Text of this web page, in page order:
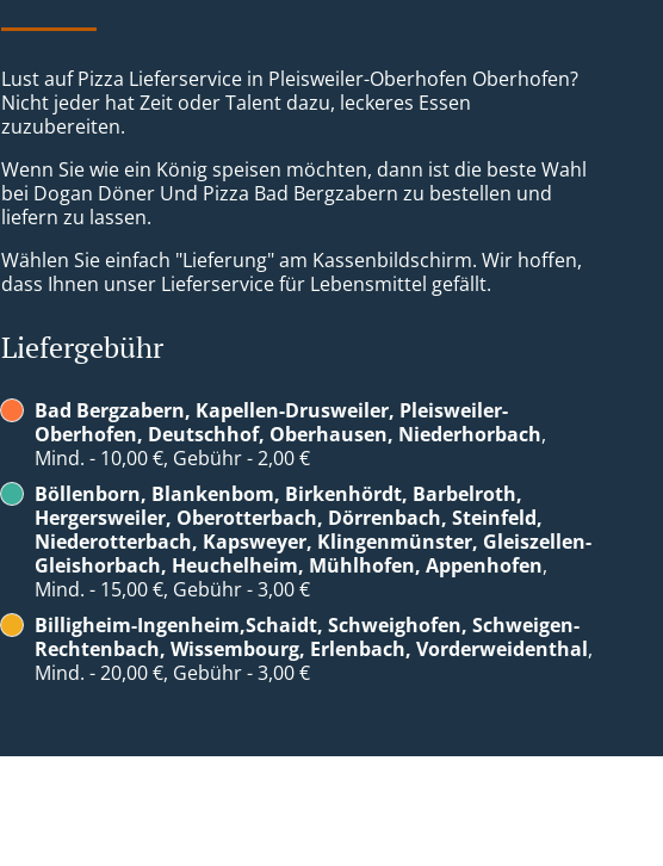
Lust auf Pizza Lieferservice in Pleisweiler-Oberhofen Oberhofen?
Nicht jeder hat Zeit oder Talent dazu, leckeres Essen
zuzubereiten.
Wenn Sie wie ein König speisen möchten, dann ist die beste Wahl
bei Dogan Döner Und Pizza Bad Bergzabern zu bestellen und
liefern zu lassen.
Wählen Sie einfach "Lieferung" am Kassenbildschirm. Wir hoffen,
dass Ihnen unser Lieferservice für Lebensmittel gefällt.
Liefergebühr
Bad Bergzabern, Kapellen-Drusweiler, Pleisweiler-
Oberhofen, Deutschhof, Oberhausen, Niederhorbach,
Mind. - 10,00 €, Gebühr - 2,00 €
Böllenborn, Blankenbom, Birkenhördt, Barbelroth,
Hergersweiler, Oberotterbach, Dörrenbach, Steinfeld,
Niederotterbach, Kapsweyer, Klingenmünster, Gleiszellen-
Gleishorbach, Heuchelheim, Mühlhofen, Appenhofen,
Mind. - 15,00 €, Gebühr - 3,00 €
Billigheim-Ingenheim,Schaidt, Schweighofen, Schweigen-
Rechtenbach, Wissembourg, Erlenbach, Vorderweidenthal,
Mind. - 20,00 €, Gebühr - 3,00 €